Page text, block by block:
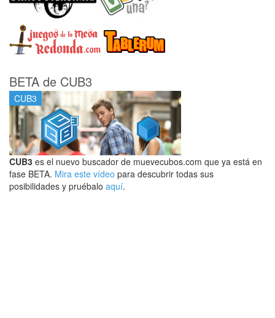
BETA de CUB3
CUB3
CUB3 es el nuevo buscador de muevecubos.com que ya está en
fase BETA. Mira este vídeo para descubrir todas sus
posibilidades y pruébalo aquí.